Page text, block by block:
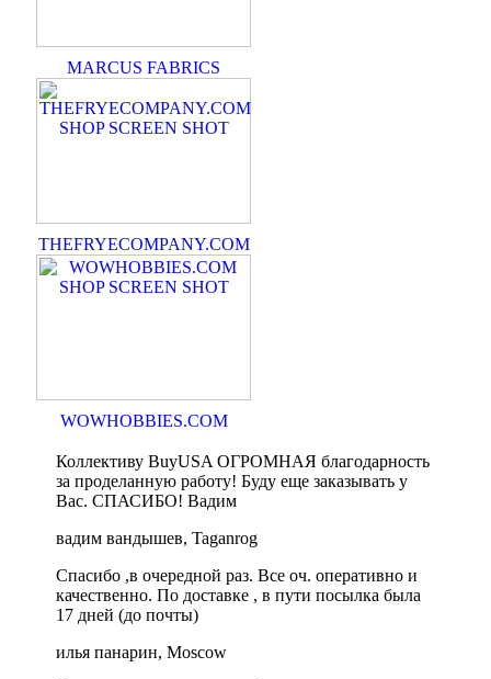
MARCUS FABRICS
THEFRYECOMPANY.COM
WOWHOBBIES.COM
Коллективу BuyUSA ОГРОМНАЯ благодарность
за проделанную работу! Буду еще заказывать у
Вас. СПАСИБО! Вадим
вадим вандышев, Taganrog
Спасибо ,в очередной раз. Все оч. оперативно и
качественно. По доставке , в пути посылка была
17 дней (до почты)
илья панарин, Moscow